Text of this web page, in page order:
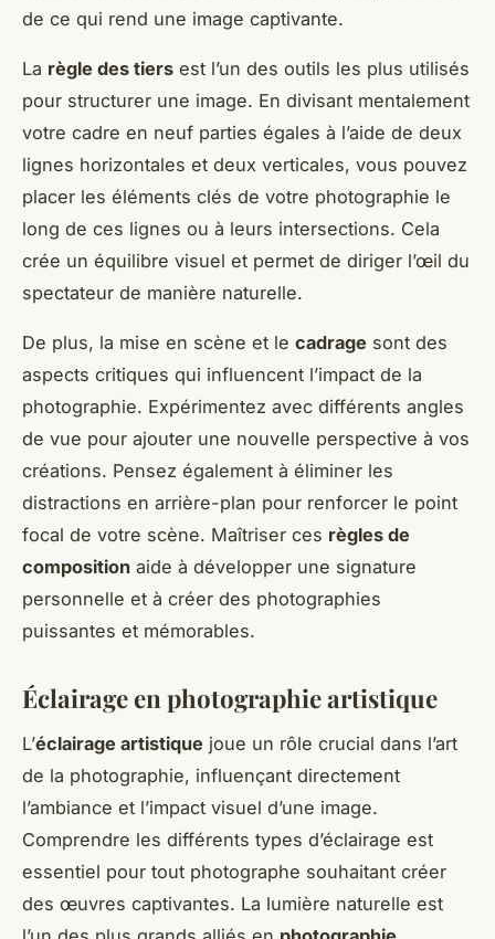
de ce qui rend une image captivante.
La règle des tiers est l’un des outils les plus utilisés
pour structurer une image. En divisant mentalement
votre cadre en neuf parties égales à l’aide de deux
lignes horizontales et deux verticales, vous pouvez
placer les éléments clés de votre photographie le
long de ces lignes ou à leurs intersections. Cela
crée un équilibre visuel et permet de diriger l’œil du
spectateur de manière naturelle.
De plus, la mise en scène et le cadrage sont des
aspects critiques qui influencent l’impact de la
photographie. Expérimentez avec différents angles
de vue pour ajouter une nouvelle perspective à vos
créations. Pensez également à éliminer les
distractions en arrière-plan pour renforcer le point
focal de votre scène. Maîtriser ces règles de
composition aide à développer une signature
personnelle et à créer des photographies
puissantes et mémorables.
Éclairage en photographie artistique
L’éclairage artistique joue un rôle crucial dans l’art
de la photographie, influençant directement
l’ambiance et l’impact visuel d’une image.
Comprendre les différents types d’éclairage est
essentiel pour tout photographe souhaitant créer
des œuvres captivantes. La lumière naturelle est